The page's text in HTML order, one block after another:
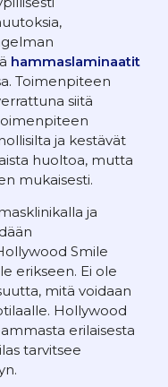
hammaslaminaatit
Toimenpiteen
siitä
ja kestävät
huoltoa, mutta
mukaisesti.
ja
Smile
erikseen. Ei ole
mitä voidaan
Hollywood
erilaisesta
tarvitsee